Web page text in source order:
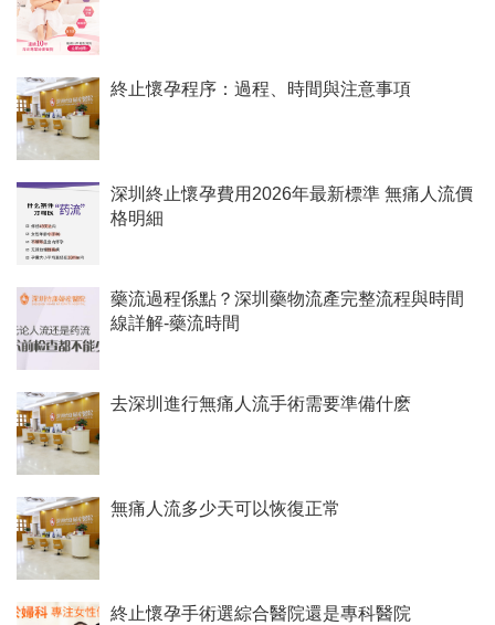
終止懷孕程序：過程、時間與注意事項
深圳終止懷孕費用2026年最新標準 無痛人流價
格明細
藥流過程係點？深圳藥物流產完整流程與時間
線詳解-藥流時間
去深圳進行無痛人流手術需要準備什麽
無痛人流多少天可以恢復正常
終止懷孕手術選綜合醫院還是專科醫院